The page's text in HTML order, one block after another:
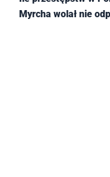
Myrcha wolał nie